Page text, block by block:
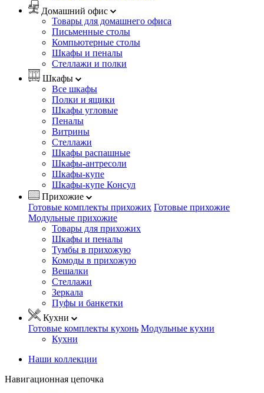
Домашний офис
Товары для домашнего офиса
Письменные столы
Компьютерные столы
Шкафы и пеналы
Стеллажи и полки
Шкафы
Все шкафы
Полки и ящики
Шкафы угловые
Пеналы
Витрины
Стеллажи
Шкафы распашные
Шкафы-антресоли
Шкафы-купе
Шкафы-купе Консул
Прихожие
Готовые комплекты прихожих Готовые прихожие
Модульные прихожие
Товары для прихожих
Шкафы и пеналы
Тумбы в прихожую
Комоды в прихожую
Вешалки
Стеллажи
Зеркала
Пуфы и банкетки
Кухни
Готовые комплекты кухонь Модульные кухни
Кухни
Наши коллекции
Навигационная цепочка